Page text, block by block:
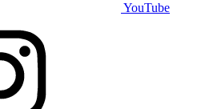
YouTube